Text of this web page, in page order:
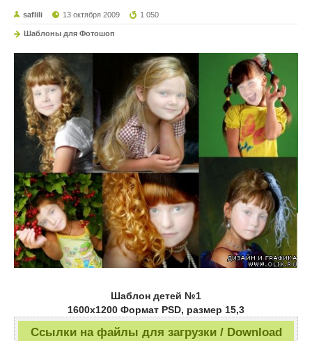
saflili 13 октября 2009 1 050
Шаблоны для Фотошоп
Шаблон детей №1
1600х1200 Формат PSD, размер 15,3
Ссылки на файлы для загрузки / Download